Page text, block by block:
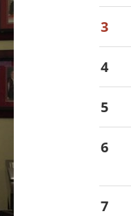
3
4
5
6
7